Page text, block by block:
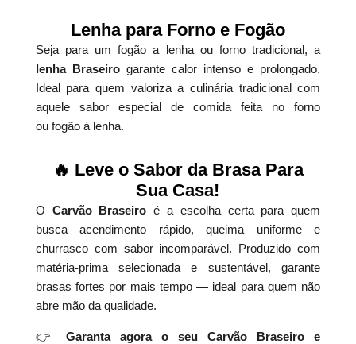
Lenha para Forno e Fogão
Seja para um fogão a lenha ou forno tradicional, a
lenha Braseirogarante calor intenso e prolongado.
Ideal para quem valoriza a culinária tradicional com
aquele sabor especial de comida feita no forno
ou fogão à lenha.
🔥 Leve o Sabor da Brasa Para
Sua Casa!
O Carvão Braseiro é a escolha certa para quem
busca acendimento rápido, queima uniforme e
churrasco com sabor incomparável. Produzido com
matéria-prima selecionada e sustentável, garante
brasas fortes por mais tempo — ideal para quem não
abre mão da qualidade.
👉
Garanta agora o seu Carvão Braseiro e